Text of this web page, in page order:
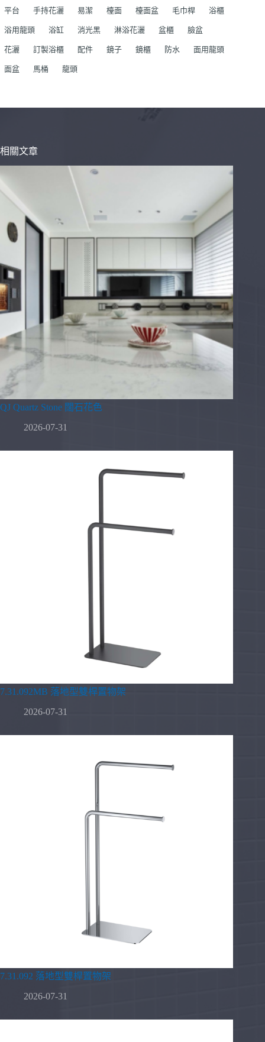
平台 手持花灑 易潔 檯面 檯面盆 毛巾桿 浴櫃
浴用龍頭 浴缸 消光黑 淋浴花灑 盆櫃 臉盆
花灑 訂製浴櫃 配件 鏡子 鏡櫃 防水 面用龍頭
面盆 馬桶 龍頭
相關文章
QJ Quartz Stone 闊石花色
2026-07-31
7.31.092MB 落地型雙桿置物架
2026-07-31
7.31.092 落地型雙桿置物架
2026-07-31